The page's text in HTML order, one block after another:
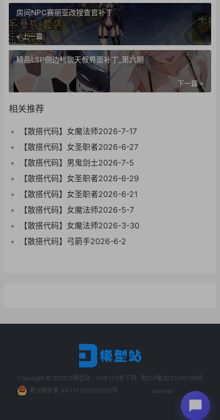
房间NPC赛丽亚改搜查官补丁
« 上一篇
精品LSP侧边栏聊天框界面补丁_第六期
下一篇 »
相关推荐
【散搭代码】女魔法师2026-7-17
【散搭代码】女圣职者2026-6-27
【散搭代码】男鬼剑士2026-7-5
【散搭代码】女圣职者2026-6-29
【散搭代码】女圣职者2026-6-21
【散搭代码】女魔法师2026-5-7
【散搭代码】女魔法师2026-3-30
【散搭代码】弓箭手2026-6-2
Copyright © 2026 D模型站 - DNF173补丁网
粤ICP备2023091169号
粤公网安备 44031102000923号
sitemap